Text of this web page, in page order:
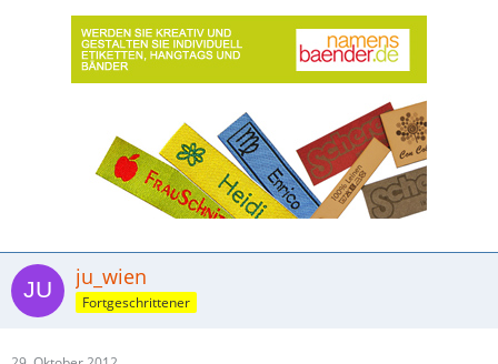
ju_wien
Fortgeschrittener